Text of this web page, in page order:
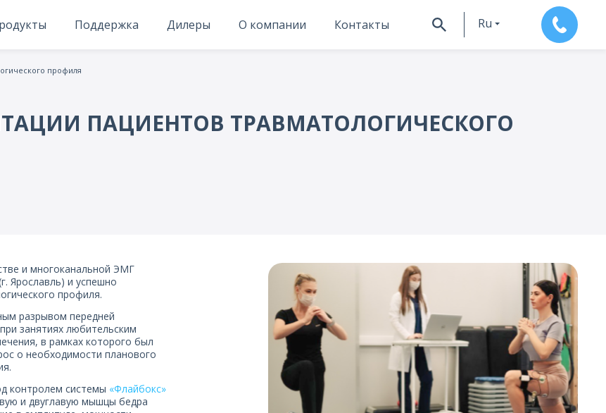
Поддержка Дилеры О компании Контакты Ru
профиля
ПАЦИЕНТОВ ТРАВМАТОЛОГИЧЕСКОГО
и многоканальной ЭМГ
Ярославль) и успешно
профиля.
разрывом передней
занятиях любительским
в рамках которого был
о необходимости планового
контролем системы «Флайбокс»
и двуглавую мышцы бедра